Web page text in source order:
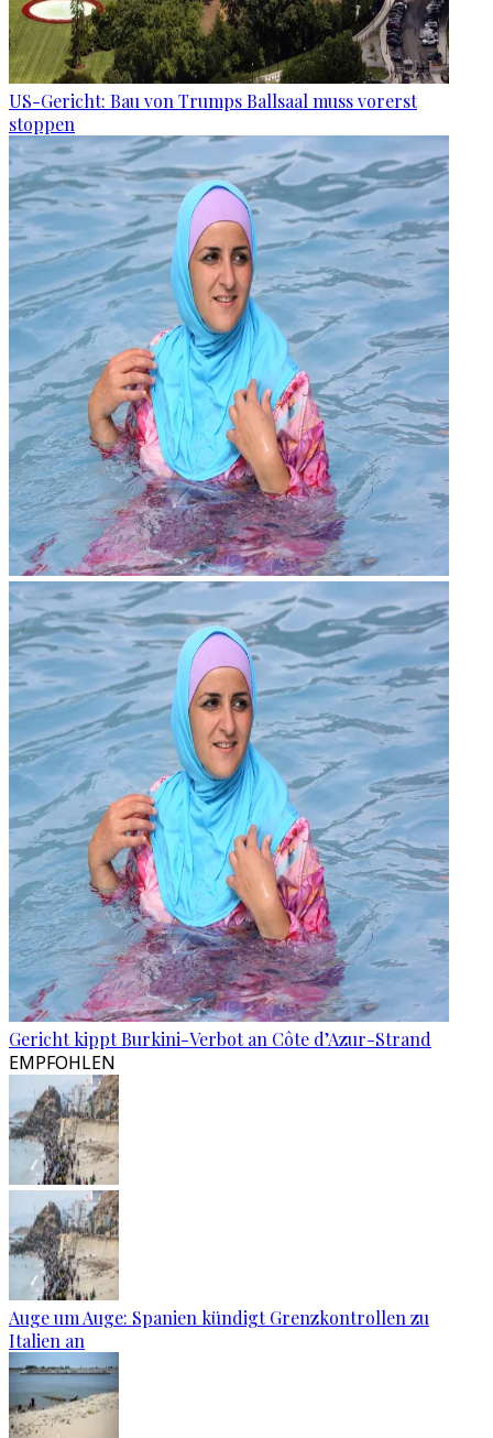
US-Gericht: Bau von Trumps Ballsaal muss vorerst
stoppen
Gericht kippt Burkini-Verbot an Côte d’Azur-Strand
EMPFOHLEN
Auge um Auge: Spanien kündigt Grenzkontrollen zu
Italien an